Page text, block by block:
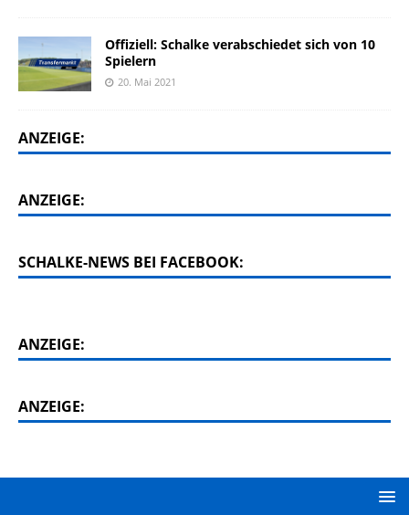
Offiziell: Schalke verabschiedet sich von 10
Spielern
20. Mai 2021
ANZEIGE:
ANZEIGE:
SCHALKE-NEWS BEI FACEBOOK:
ANZEIGE:
ANZEIGE: